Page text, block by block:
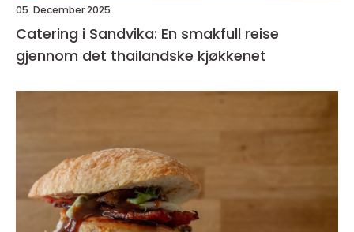
05. December 2025
Catering i Sandvika: En smakfull reise
gjennom det thailandske kjøkkenet